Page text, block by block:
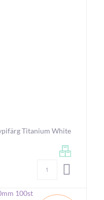
Titanium White